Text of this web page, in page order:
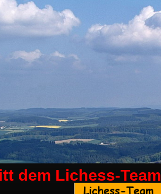
dem Lichess-